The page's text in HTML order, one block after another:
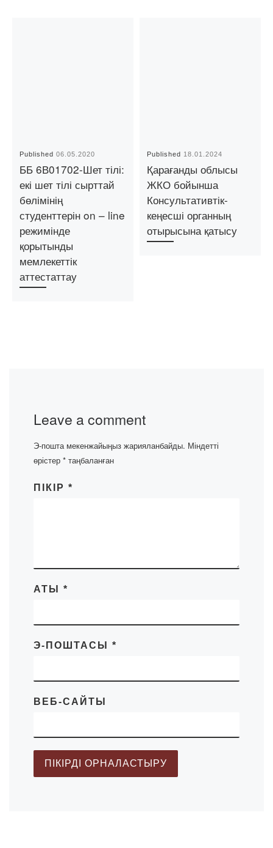
Published06.05.2020
ББ 6В01702-Шет тілі:
екі шет тілі сырттай
бөлімінің
студенттерін on – line
режимінде
қорытынды
мемлекеттік
аттестаттау
Published 18.01.2024
Қарағанды облысы
ЖКО бойынша
Консультативтік-
кеңесші органның
отырысына қатысу
Leave a comment
Э-пошта мекенжайыңыз жарияланбайды. Міндетті
өрістер * таңбаланған
ПІКІР *
АТЫ *
Э-ПОШТАСЫ *
ВЕБ-САЙТЫ